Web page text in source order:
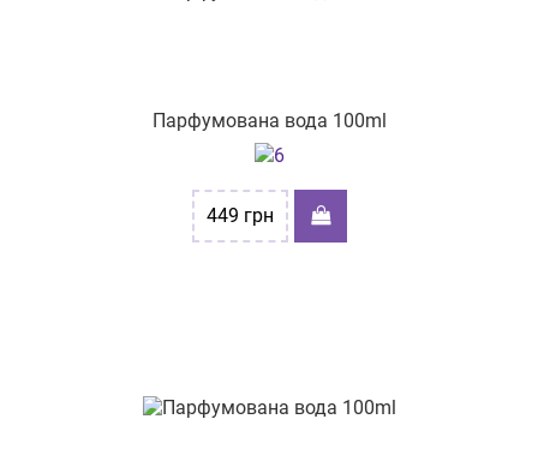
Парфумована вода 100ml
449 грн